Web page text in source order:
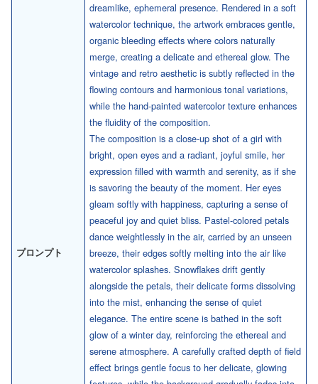
プロンプト
dreamlike, ephemeral presence. Rendered in a soft
watercolor technique, the artwork embraces gentle,
organic bleeding effects where colors naturally
merge, creating a delicate and ethereal glow. The
vintage and retro aesthetic is subtly reflected in the
flowing contours and harmonious tonal variations,
while the hand-painted watercolor texture enhances
the fluidity of the composition.
The composition is a close-up shot of a girl with
bright, open eyes and a radiant, joyful smile, her
expression filled with warmth and serenity, as if she
is savoring the beauty of the moment. Her eyes
gleam softly with happiness, capturing a sense of
peaceful joy and quiet bliss. Pastel-colored petals
dance weightlessly in the air, carried by an unseen
breeze, their edges softly melting into the air like
watercolor splashes. Snowflakes drift gently
alongside the petals, their delicate forms dissolving
into the mist, enhancing the sense of quiet
elegance. The entire scene is bathed in the soft
glow of a winter day, reinforcing the ethereal and
serene atmosphere. A carefully crafted depth of field
effect brings gentle focus to her delicate, glowing